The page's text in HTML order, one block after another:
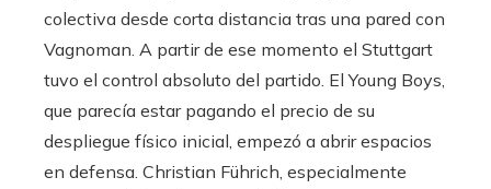
colectiva desde corta distancia tras una pared con
Vagnoman. A partir de ese momento el Stuttgart
tuvo el control absoluto del partido. El Young Boys,
que parecía estar pagando el precio de su
despliegue físico inicial, empezó a abrir espacios
en defensa. Christian Führich, especialmente